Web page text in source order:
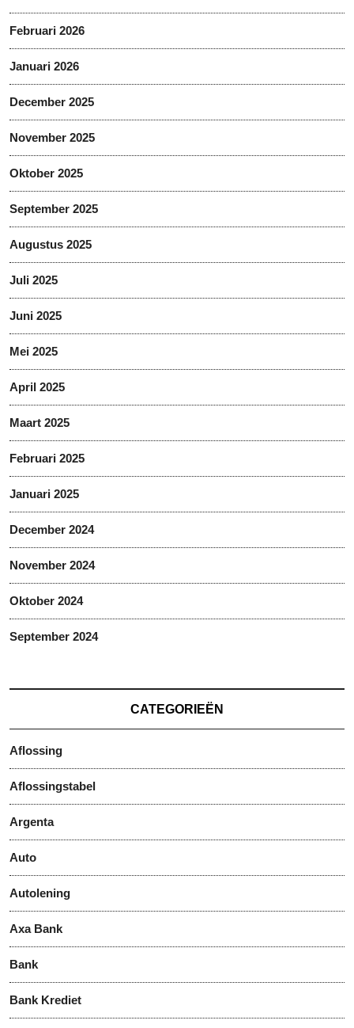
Februari 2026
Januari 2026
December 2025
November 2025
Oktober 2025
September 2025
Augustus 2025
Juli 2025
Juni 2025
Mei 2025
April 2025
Maart 2025
Februari 2025
Januari 2025
December 2024
November 2024
Oktober 2024
September 2024
CATEGORIEËN
Aflossing
Aflossingstabel
Argenta
Auto
Autolening
Axa Bank
Bank
Bank Krediet